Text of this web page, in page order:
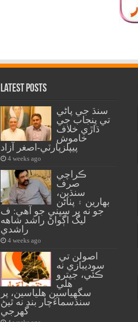
Latest Posts
سنڌ جي پاڻي
تي پنجاب جي
ڌاڙي خلاف
خاموش
پيپلزپارٽي-اصغر آزاد
4 weeks ago
ڪراچي
صرف
سنڌين،
بهارين ۽ پٺاڻن
جو نه پر سڀني جو آهي: ف
ليگ اڳواڻ راشد شاهه
راشدي
4 weeks ago
سوديبازي نه
ڪئي، جيترو
هلي
سگهياسين هلياسين، پر
سنڌسماءَچار بند نه ٿيڻ
گهرجي